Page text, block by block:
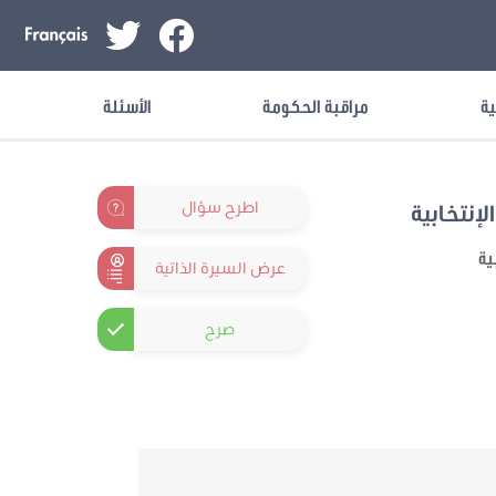
مراقبة الحكومة الأسئلة
اطرح سؤال
عرض السيرة الذاتية
صرح